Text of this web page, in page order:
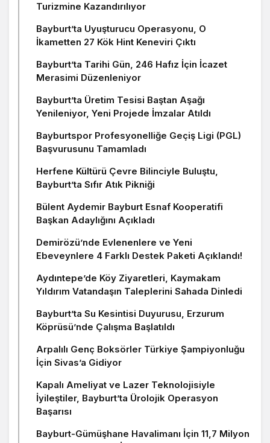
Turizmine Kazandırılıyor
Bayburt’ta Uyuşturucu Operasyonu, O
İkametten 27 Kök Hint Keneviri Çıktı
Bayburt’ta Tarihi Gün, 246 Hafız İçin İcazet
Merasimi Düzenleniyor
Bayburt’ta Üretim Tesisi Baştan Aşağı
Yenileniyor, Yeni Projede İmzalar Atıldı
Bayburtspor Profesyonelliğe Geçiş Ligi (PGL)
Başvurusunu Tamamladı
Herfene Kültürü Çevre Bilinciyle Buluştu,
Bayburt’ta Sıfır Atık Pikniği
Bülent Aydemir Bayburt Esnaf Kooperatifi
Başkan Adaylığını Açıkladı
Demirözü’nde Evlenenlere ve Yeni
Ebeveynlere 4 Farklı Destek Paketi Açıklandı!
Aydıntepe’de Köy Ziyaretleri, Kaymakam
Yıldırım Vatandaşın Taleplerini Sahada Dinledi
Bayburt’ta Su Kesintisi Duyurusu, Erzurum
Köprüsü’nde Çalışma Başlatıldı
Arpalılı Genç Boksörler Türkiye Şampiyonluğu
İçin Sivas’a Gidiyor
Kapalı Ameliyat ve Lazer Teknolojisiyle
İyileştiler, Bayburt’ta Ürolojik Operasyon
Başarısı
Bayburt-Gümüşhane Havalimanı İçin 11,7 Milyon